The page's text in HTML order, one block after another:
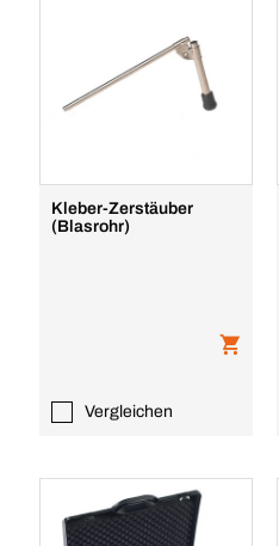
Kleber-Zerstäuber
(Blasrohr)
Vergleichen